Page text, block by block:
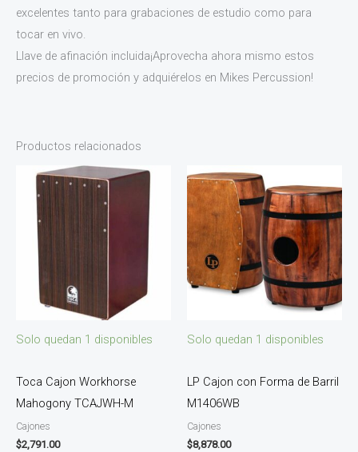
excelentes tanto para grabaciones de estudio como para
tocar en vivo.
Llave de afinación incluida¡Aprovecha ahora mismo estos
precios de promoción y adquiérelos en Mikes Percussion!
Productos relacionados
Solo quedan 1 disponibles
Toca Cajon Workhorse
Mahogony TCAJWH-M
Cajones
$2,791.00
Solo quedan 1 disponibles
LP Cajon con Forma de Barril
M1406WB
Cajones
$8,878.00